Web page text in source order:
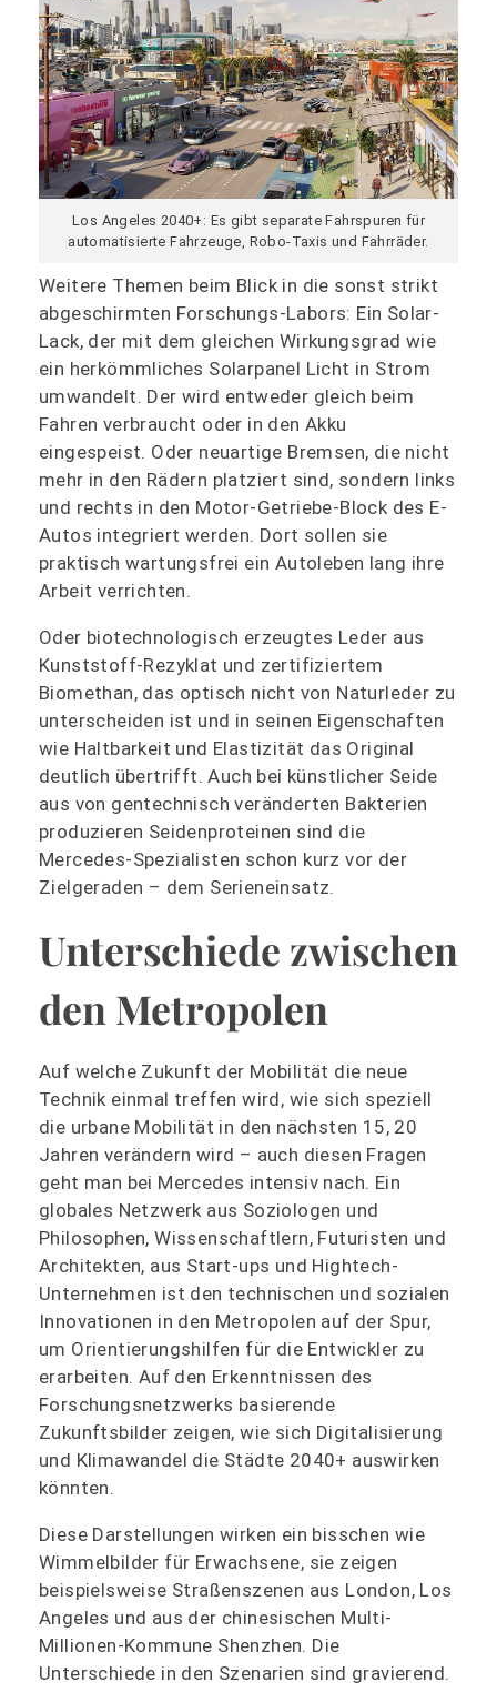
Los Angeles 2040+: Es gibt separate Fahrspuren für
automatisierte Fahrzeuge, Robo-Taxis und Fahrräder.
Weitere Themen beim Blick in die sonst strikt
abgeschirmten Forschungs-Labors: Ein Solar-
Lack, der mit dem gleichen Wirkungsgrad wie
ein herkömmliches Solarpanel Licht in Strom
umwandelt. Der wird entweder gleich beim
Fahren verbraucht oder in den Akku
eingespeist. Oder neuartige Bremsen, die nicht
mehr in den Rädern platziert sind, sondern links
und rechts in den Motor-Getriebe-Block des E-
Autos integriert werden. Dort sollen sie
praktisch wartungsfrei ein Autoleben lang ihre
Arbeit verrichten.
Oder biotechnologisch erzeugtes Leder aus
Kunststoff-Rezyklat und zertifiziertem
Biomethan, das optisch nicht von Naturleder zu
unterscheiden ist und in seinen Eigenschaften
wie Haltbarkeit und Elastizität das Original
deutlich übertrifft. Auch bei künstlicher Seide
aus von gentechnisch veränderten Bakterien
produzieren Seidenproteinen sind die
Mercedes-Spezialisten schon kurz vor der
Zielgeraden – dem Serieneinsatz.
Unterschiede zwischen
den Metropolen
Auf welche Zukunft der Mobilität die neue
Technik einmal treffen wird, wie sich speziell
die urbane Mobilität in den nächsten 15, 20
Jahren verändern wird – auch diesen Fragen
geht man bei Mercedes intensiv nach. Ein
globales Netzwerk aus Soziologen und
Philosophen, Wissenschaftlern, Futuristen und
Architekten, aus Start-ups und Hightech-
Unternehmen ist den technischen und sozialen
Innovationen in den Metropolen auf der Spur,
um Orientierungshilfen für die Entwickler zu
erarbeiten. Auf den Erkenntnissen des
Forschungsnetzwerks basierende
Zukunftsbilder zeigen, wie sich Digitalisierung
und Klimawandel die Städte 2040+ auswirken
könnten.
Diese Darstellungen wirken ein bisschen wie
Wimmelbilder für Erwachsene, sie zeigen
beispielsweise Straßenszenen aus London, Los
Angeles und aus der chinesischen Multi-
Millionen-Kommune Shenzhen. Die
Unterschiede in den Szenarien sind gravierend.